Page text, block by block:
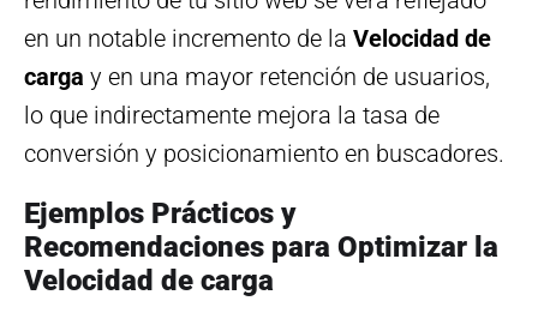
en un notable incremento de la Velocidad de
carga y en una mayor retención de usuarios,
lo que indirectamente mejora la tasa de
conversión y posicionamiento en buscadores.
Ejemplos Prácticos y
Recomendaciones para Optimizar la
Velocidad de carga